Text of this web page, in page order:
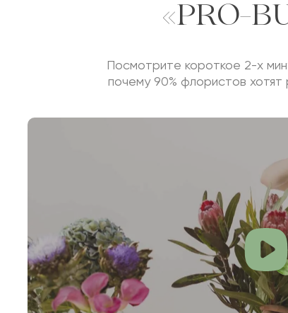
«PRO-
Посмотрите короткое 2-х
почему 90% флористов